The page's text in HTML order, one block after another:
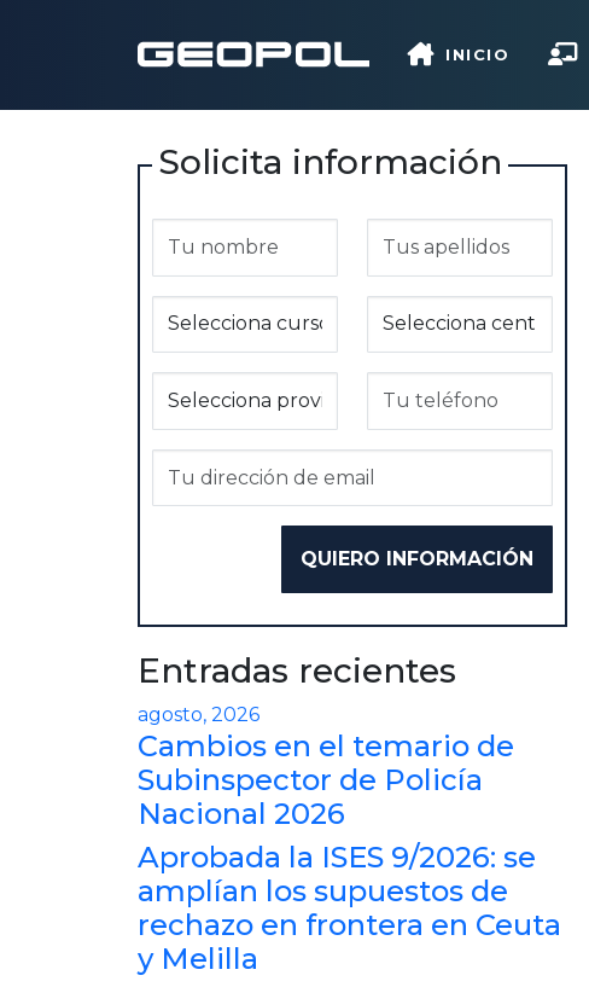
INICIO
Solicita información
Entradas recientes
agosto, 2026
Cambios en el temario de
Subinspector de Policía
Nacional 2026
Aprobada la ISES 9/2026: se
amplían los supuestos de
rechazo en frontera en Ceuta
y Melilla